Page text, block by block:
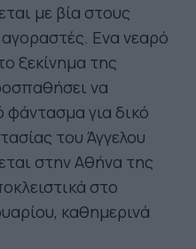
με βία στους
αγοραστές. Ενα νεαρό
ξεκίνημα της
να
φάντασμα για δικό
του Άγγελου
στην Αθήνα της
στο
καθημερινά